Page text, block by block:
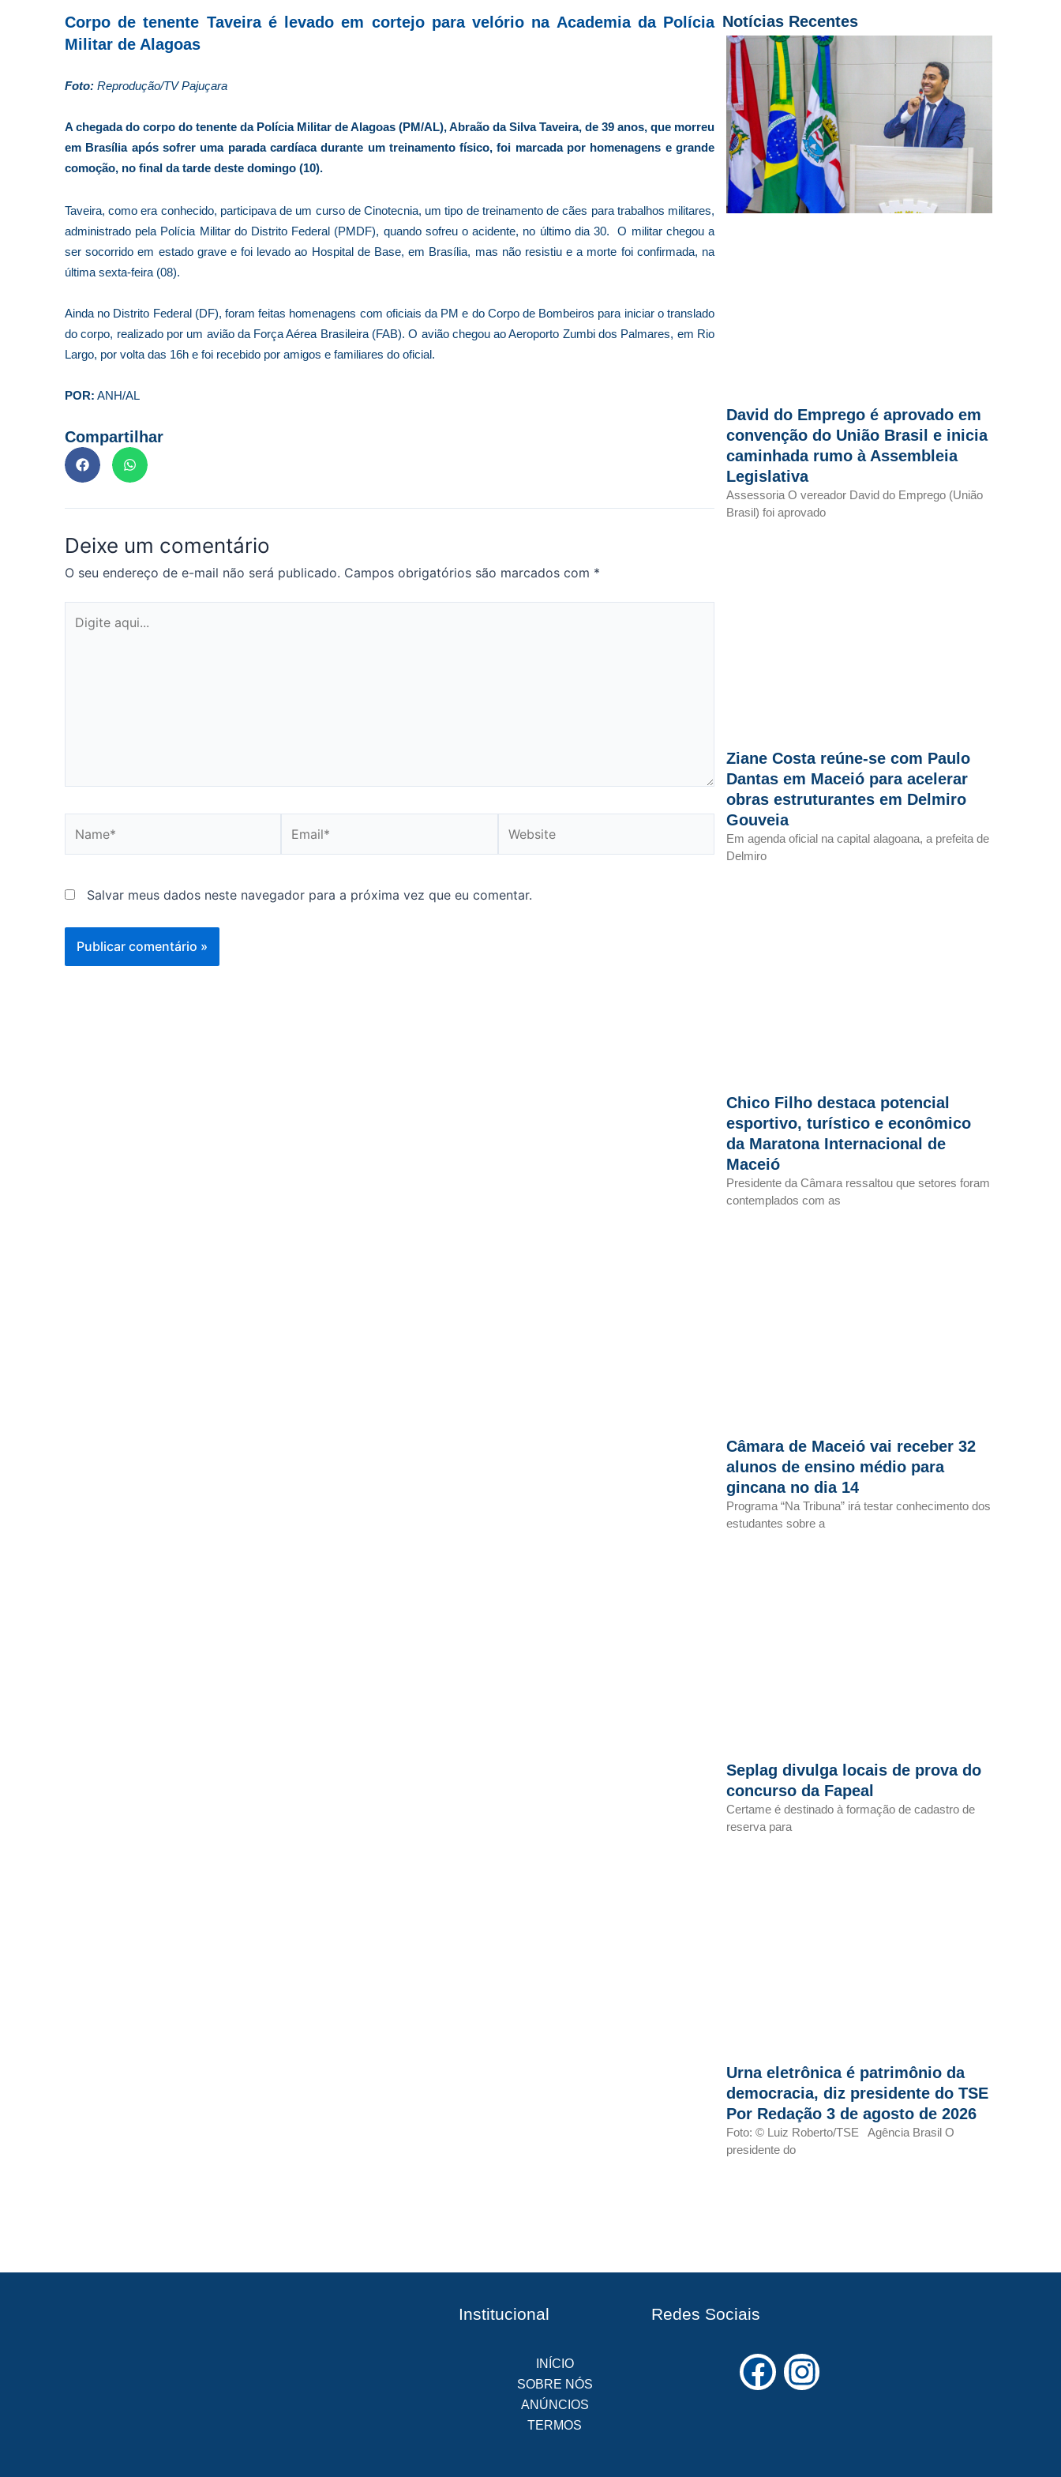
Corpo de tenente Taveira é levado em cortejo para velório na Academia da Polícia
Militar de Alagoas
Foto: Reprodução/TV Pajuçara
A chegada do corpo do tenente da Polícia Militar de Alagoas (PM/AL), Abraão da Silva Taveira, de 39 anos, que morreu
em Brasília após sofrer uma parada cardíaca durante um treinamento físico, foi marcada por homenagens e grande
comoção, no final da tarde deste domingo (10).
Taveira, como era conhecido, participava de um curso de Cinotecnia, um tipo de treinamento de cães para trabalhos militares,
administrado pela Polícia Militar do Distrito Federal (PMDF), quando sofreu o acidente, no último dia 30. O militar chegou a
ser socorrido em estado grave e foi levado ao Hospital de Base, em Brasília, mas não resistiu e a morte foi confirmada, na
última sexta-feira (08).
Ainda no Distrito Federal (DF), foram feitas homenagens com oficiais da PM e do Corpo de Bombeiros para iniciar o translado
do corpo, realizado por um avião da Força Aérea Brasileira (FAB). O avião chegou ao Aeroporto Zumbi dos Palmares, em Rio
Largo, por volta das 16h e foi recebido por amigos e familiares do oficial.
POR: ANH/AL
Compartilhar
Deixe um comentário
O seu endereço de e-mail não será publicado. Campos obrigatórios são marcados com *
aqui...
Salvar meus dados neste navegador para a próxima vez que eu comentar.
Notícias Recentes
David do Emprego é aprovado em
convenção do União Brasil e inicia
caminhada rumo à Assembleia
Legislativa
Assessoria O vereador David do Emprego (União
Brasil) foi aprovado
Ziane Costa reúne-se com Paulo
Dantas em Maceió para acelerar
obras estruturantes em Delmiro
Gouveia
Em agenda oficial na capital alagoana, a prefeita de
Delmiro
Chico Filho destaca potencial
esportivo, turístico e econômico
da Maratona Internacional de
Maceió
Presidente da Câmara ressaltou que setores foram
contemplados com as
Câmara de Maceió vai receber 32
alunos de ensino médio para
gincana no dia 14
Programa “Na Tribuna” irá testar conhecimento dos
estudantes sobre a
Seplag divulga locais de prova do
concurso da Fapeal
Certame é destinado à formação de cadastro de
reserva para
Urna eletrônica é patrimônio da
democracia, diz presidente do TSE
Por Redação 3 de agosto de 2026
Foto: © Luiz Roberto/TSE Agência Brasil O
presidente do
Institucional
INÍCIO
SOBRE NÓS
ANÚNCIOS
TERMOS
Redes Sociais
F
a
I
n